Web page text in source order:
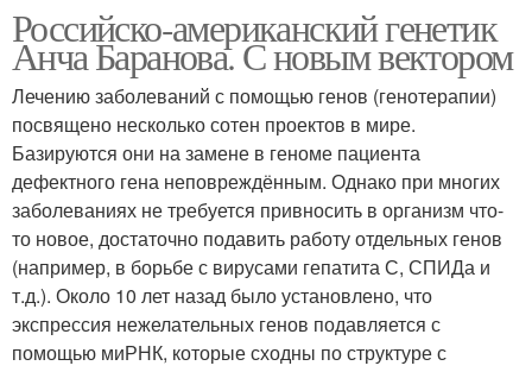
Российско-американский генетик
Анча Баранова. С новым вектором
Лечению заболеваний с помощью генов (генотерапии)
посвящено несколько сотен проектов в мире.
Базируются они на замене в геноме пациента
дефектного гена неповреждённым. Однако при многих
заболеваниях не требуется привносить в организм что-
то новое, достаточно подавить работу отдельных генов
(например, в борьбе с вирусами гепатита С, СПИДа и
т.д.). Около 10 лет назад было установлено, что
экспрессия нежелательных генов подавляется с
помощью миРНК, которые сходны по структуре с